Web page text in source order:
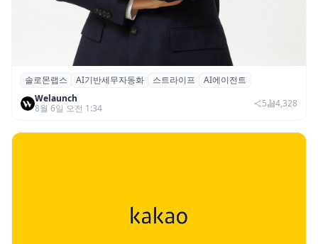
솔로몬랩스, 스트라이프 출신 이창헌 영입…
절세 전략 AI 에이전트 개발 본격화
솔로몬랩스 AI기반세무자동화 스트라이프
AI에이전트
Welaunch
8월 6일 오전 1:34
5 4,328